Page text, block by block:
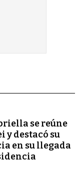
se reúne
y destacó su
en su llegada